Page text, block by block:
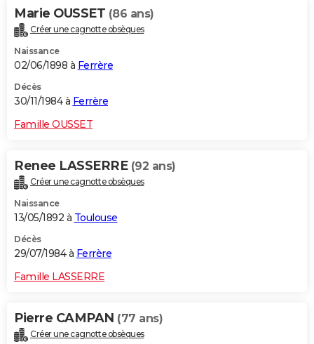
Marie OUSSET (86 ans)
Créer une cagnotte obsèques
Naissance
02/06/1898 à Ferrère
Décès
30/11/1984 à Ferrère
Famille OUSSET
Renee LASSERRE (92 ans)
Créer une cagnotte obsèques
Naissance
13/05/1892 à Toulouse
Décès
29/07/1984 à Ferrère
Famille LASSERRE
Pierre CAMPAN (77 ans)
Créer une cagnotte obsèques